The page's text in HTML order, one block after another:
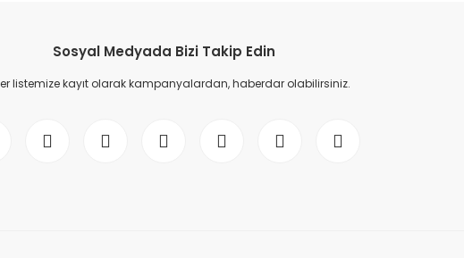
Sosyal Medyada Bizi Takip Edin
listemize kayıt olarak kampanyalardan, haberdar olabilirsiniz.